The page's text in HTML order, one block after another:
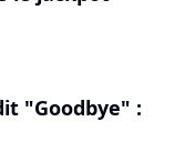
"Goodbye" :